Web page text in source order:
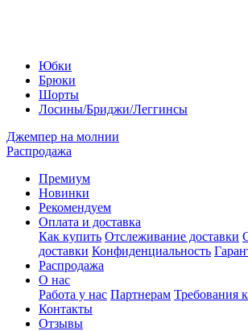
Юбки
Брюки
Шорты
Лосины/Бриджи/Леггинсы
Джемпер на молнии
Распродажа
Премиум
Новинки
Рекомендуем
Оплата и доставка
Как купить Отслеживание доставки
доставки Конфиденциальность
Распродажа
О нас
Работа у нас Партнерам Требования
Контакты
Отзывы